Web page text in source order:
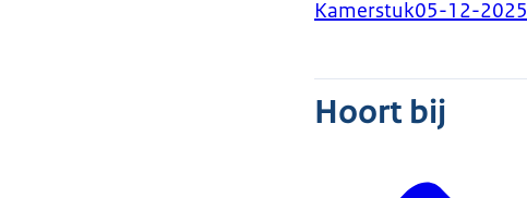
Kamerstuk05-12-2025
Hoort bij